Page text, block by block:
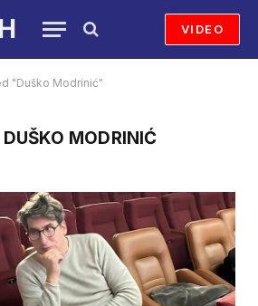
VIDEO
"Duško Modrinić"
DUŠKO MODRINIĆ